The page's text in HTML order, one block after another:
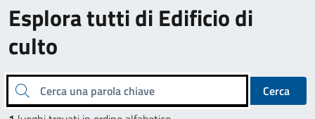
Esplora tutti di Edificio di
culto
Cerca una parola chiave
Cerca